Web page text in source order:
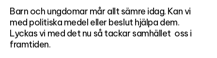
Barn och ungdomar mår allt sämre idag. Kan vi
med politiska medel eller beslut hjälpa dem.
Lyckas vi med det nu så tackar samhället oss i
framtiden.